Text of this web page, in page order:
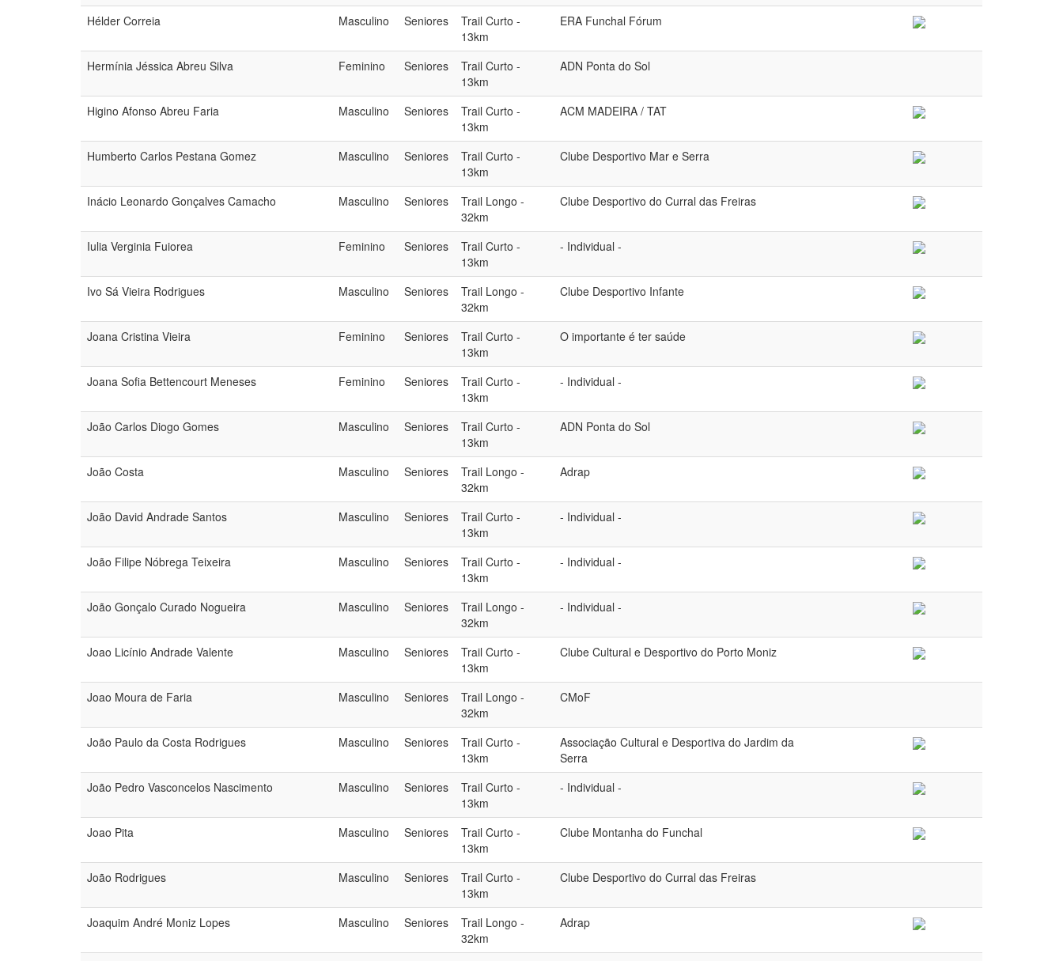
Hélder Correia Masculino Seniores
Trail Curto -
13km
ERA Funchal Fórum
Hermínia Jéssica Abreu Silva Feminino Seniores
Trail Curto -
13km
ADN Ponta do Sol
Higino Afonso Abreu Faria Masculino Seniores
Trail Curto -
13km
ACM MADEIRA / TAT
Humberto Carlos Pestana Gomez Masculino Seniores
Trail Curto -
13km
Clube Desportivo Mar e Serra
Inácio Leonardo Gonçalves Camacho Masculino Seniores
Trail Longo -
32km
Clube Desportivo do Curral das Freiras
Iulia Verginia Fuiorea Feminino Seniores
Trail Curto -
13km
- Individual -
Ivo Sá Vieira Rodrigues Masculino Seniores
Trail Longo -
32km
Clube Desportivo Infante
Joana Cristina Vieira Feminino Seniores
Trail Curto -
13km
O importante é ter saúde
Joana Sofia Bettencourt Meneses Feminino Seniores
Trail Curto -
13km
- Individual -
João Carlos Diogo Gomes Masculino Seniores
Trail Curto -
13km
ADN Ponta do Sol
João Costa Masculino Seniores
Trail Longo -
32km
Adrap
João David Andrade Santos Masculino Seniores
Trail Curto -
13km
- Individual -
João Filipe Nóbrega Teixeira Masculino Seniores
Trail Curto -
13km
- Individual -
João Gonçalo Curado Nogueira Masculino Seniores
Trail Longo -
32km
- Individual -
Joao Licínio Andrade Valente Masculino Seniores
Trail Curto -
13km
Clube Cultural e Desportivo do Porto Moniz
Joao Moura de Faria Masculino Seniores
Trail Longo -
32km
CMoF
João Paulo da Costa Rodrigues Masculino Seniores
Trail Curto -
13km
Associação Cultural e Desportiva do Jardim da
Serra
João Pedro Vasconcelos Nascimento
Masculino Seniores
Trail Curto -
13km
- Individual -
Joao Pita Masculino Seniores
Trail Curto -
13km
Clube Montanha do Funchal
João Rodrigues Masculino Seniores
Trail Curto -
13km
Clube Desportivo do Curral das Freiras
Joaquim André Moniz Lopes Masculino Seniores
Trail Longo -
32km
Adrap